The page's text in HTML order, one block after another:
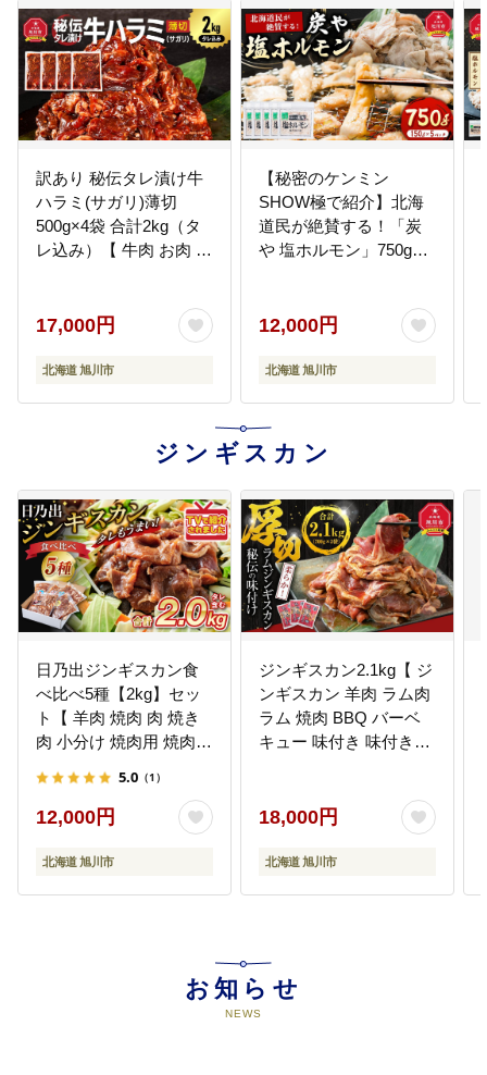
訳あり 秘伝タレ漬け牛
ハラミ(サガリ)薄切
500g×4袋 合計2kg（タ
レ込み）【 牛肉 お肉 焼
小分け 個包装 冷凍 セッ
ト アウトドア キャンプ
人気 大容量 大量 北海道
ハラミ お取り寄せ 旭川
市 北海道 】 _04287
17,000円
北海道 旭川市
【秘密のケンミン
SHOW極で紹介】北海
道民が絶賛する！「炭
や 塩ホルモン」750g【
やきにく 付き 味付き 小
分け 個包装 冷凍 セット
BBQ アウトドア キャン
調理 焼くだけ お取り寄
せ 旭川市 北海道 送料無
料 】_00105
12,000円
北海道 旭川市
ジンギスカン
日乃出ジンギスカン食
べ比べ5種【2kg】セッ
ト【 羊肉 焼肉 肉 焼き
肉 小分け 焼肉用 焼肉セ
肩ロース モモ お肉 やき
にく ラム肉 高評価 大容
量 ランキング 大人気 詰
合せ 詰め合わせ タレ 味
5.0 （1）
12,000円
北海道 旭川市
ジンギスカン2.1kg【 ジ
ンギスカン 羊肉 ラム肉
ラム 焼肉 BBQ バーベ
キュー 味付き 味付き肉
せ 冷凍 小分け 保存 旭
川市 北海道 ふるさと納
税 】_01546
18,000円
北海道 旭川市
お知らせ
NEWS